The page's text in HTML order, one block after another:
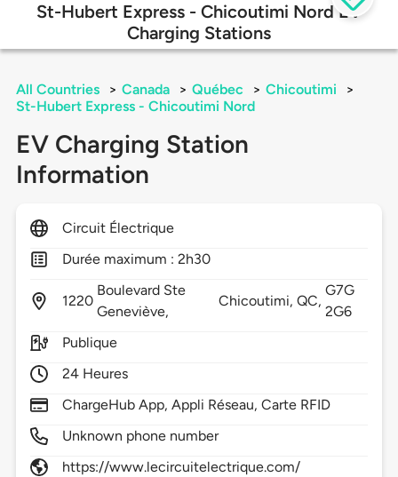
St-Hubert Express - Chicoutimi Nord EV
Charging Stations
All Countries > Canada > Québec > Chicoutimi
>
St-Hubert Express - Chicoutimi Nord
EV Charging Station
Information
Circuit Électrique
Durée maximum : 2h30
1220
Boulevard Ste
Geneviève,
Chicoutimi, QC,
G7G
2G6
Publique
24 Heures
ChargeHub App, Appli Réseau, Carte RFID
Unknown phone number
https://www.lecircuitelectrique.com/